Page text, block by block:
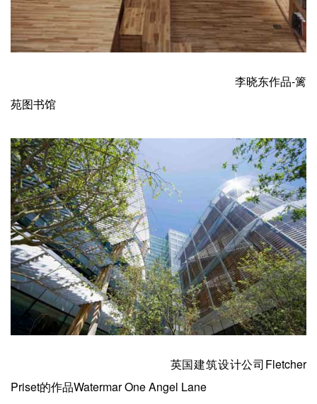
李晓东作品-篱
苑图书馆
英国建筑设计公司Fletcher
Priset的作品Watermar One Angel Lane